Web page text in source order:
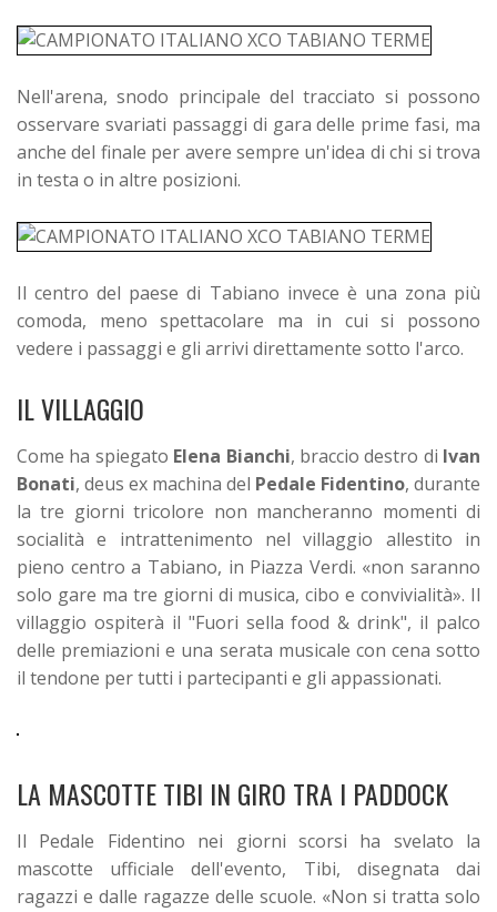
Nell'arena, snodo principale del tracciato si possono
osservare svariati passaggi di gara delle prime fasi, ma
anche del finale per avere sempre un'idea di chi si trova
in testa o in altre posizioni.
Il centro del paese di Tabiano invece è una zona più
comoda, meno spettacolare ma in cui si possono
vedere i passaggi e gli arrivi direttamente sotto l'arco.
IL VILLAGGIO
Come ha spiegato Elena Bianchi, braccio destro di Ivan
Bonati, deus ex machina del Pedale Fidentino, durante
la tre giorni tricolore non mancheranno momenti di
socialità e intrattenimento nel villaggio allestito in
pieno centro a Tabiano, in Piazza Verdi. «non saranno
solo gare ma tre giorni di musica, cibo e convivialità». Il
villaggio ospiterà il "Fuori sella food & drink", il palco
delle premiazioni e una serata musicale con cena sotto
il tendone per tutti i partecipanti e gli appassionati.
LA MASCOTTE TIBI IN GIRO TRA I PADDOCK
Il Pedale Fidentino nei giorni scorsi ha svelato la
mascotte ufficiale dell'evento, Tibi, disegnata dai
ragazzi e dalle ragazze delle scuole. «Non si tratta solo